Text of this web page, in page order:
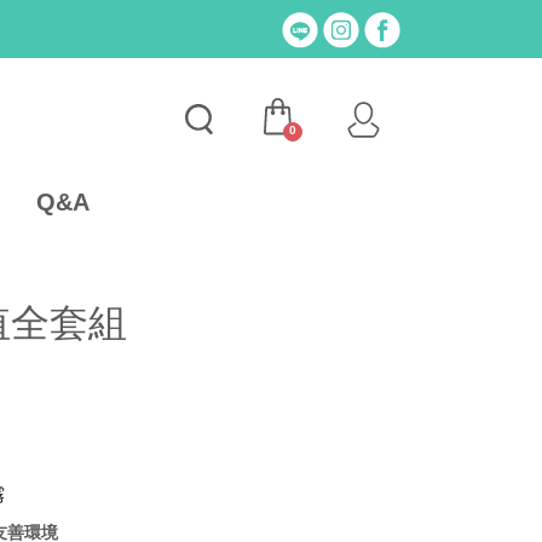
Q&A
0
套組
善環境